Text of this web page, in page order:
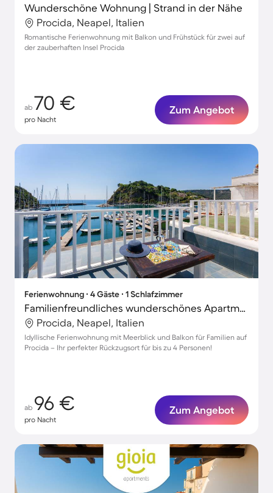
Wunderschöne Wohnung | Strand in der Nähe
Procida, Neapel, Italien
Romantische Ferienwohnung mit Balkon und Frühstück für zwei auf
der zauberhaften Insel Procida
ab 70 €
pro Nacht
Zum Angebot
Ferienwohnung ∙ 4 Gäste ∙ 1 Schlafzimmer
Familienfreundliches wunderschönes Apartment | Meerblick | Neben dem Strand
Procida, Neapel, Italien
Idyllische Ferienwohnung mit Meerblick und Balkon für Familien auf
Procida – Ihr perfekter Rückzugsort für bis zu 4 Personen!
ab 96 €
pro Nacht
Zum Angebot